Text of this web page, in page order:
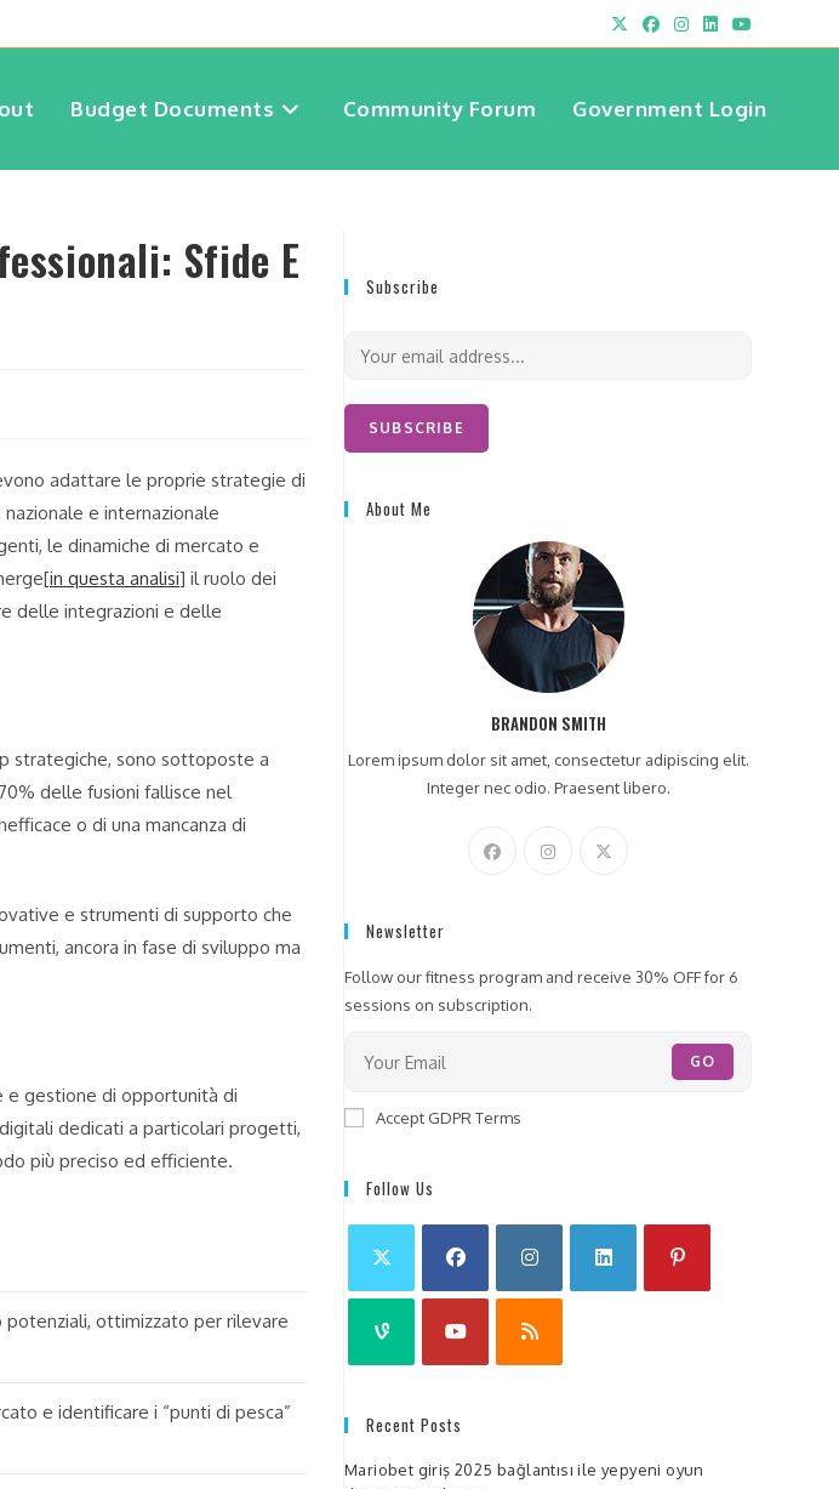
Budget Documents Community Forum Government Login
Sfide E
adattare le proprie strategie di
e internazionale
le dinamiche di mercato e
in questa analisi] il ruolo dei
delle integrazioni e delle
strategiche, sono sottoposte a
delle fusioni fallisce nel
o di una mancanza di
e strumenti di supporto che
ancora in fase di sviluppo ma
e gestione di opportunità di
dedicati a particolari progetti,
più preciso ed efficiente.
ottimizzato per rilevare
e identificare i “punti di pesca”
Subscribe
l
SUBSCRIBE
About Me
BRANDON SMITH
Lorem ipsum dolor sit amet, consectetur adipiscing elit.
Integer nec odio. Praesent libero.
Newsletter
Follow our fitness program and receive 30% OFF for 6
sessions on subscription.
GO
Accept GDPR Terms
Follow Us
Recent Posts
Mariobet giriş 2025 bağlantısı ile yepyeni oyun